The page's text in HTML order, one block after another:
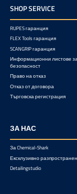
SHOP SERVICE
RUPES гаранция
FLEX Tools гаранция
SCANGRIP гаранция
Информационни листове
безопасност
Право на отказ
Отказ от договора
Търговска регистрация
ЗА НАС
За Chemical-Shark
Ексклузивно
Detailingstudio